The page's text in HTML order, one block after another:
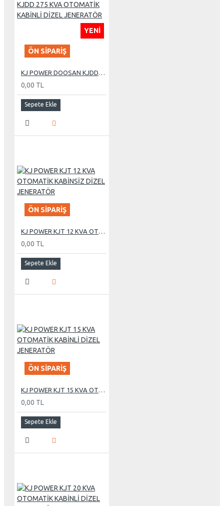
YENI
ÖN SIPARIŞ
KJ POWER DOOSAN KJDD 275 KVA OTOMATİK KABİNLİ DİZEL JENERATÖR
0,00 TL
Sepete Ekle
ÖN SIPARIŞ
KJ POWER KJT 12 KVA OTOMATİK KABİNSİZ DİZEL JENERATÖR
0,00 TL
Sepete Ekle
ÖN SIPARIŞ
KJ POWER KJT 15 KVA OTOMATİK KABİNLİ DİZEL JENERATÖR
0,00 TL
Sepete Ekle